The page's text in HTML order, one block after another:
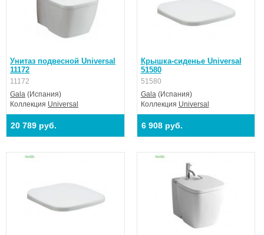
Унитаз подвесной Universal
11172
11172
Gala (Испания)
Коллекция Universal
20 789 руб.
Крышка-сиденье Universal
51580
51580
Gala(Испания)
Коллекция Universal
6 908 руб.